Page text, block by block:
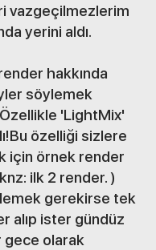
vazgeçilmezlerim
yerini aldı.
hakkında
söylemek
'LightMix'
özelliği sizlere
için örnek render
ilk 2 render. )
gerekirse tek
alıp ister gündüz
gece olarak